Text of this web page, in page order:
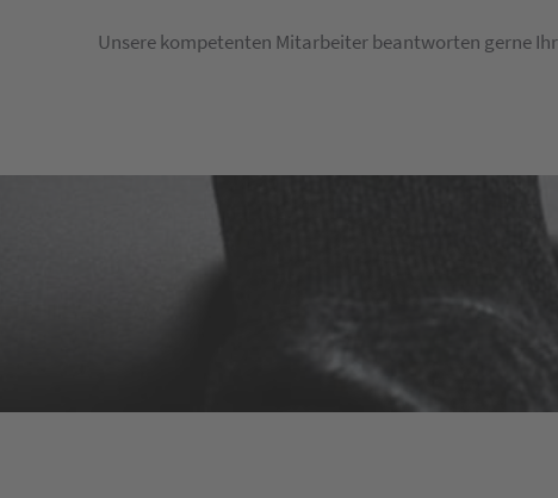
Unsere kompetenten Mitarbeiter beantworten gerne